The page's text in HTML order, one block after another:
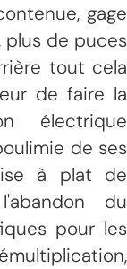
gage
de puces
tout cela
de faire la
électrique
de ses
à plat de
du
pour les